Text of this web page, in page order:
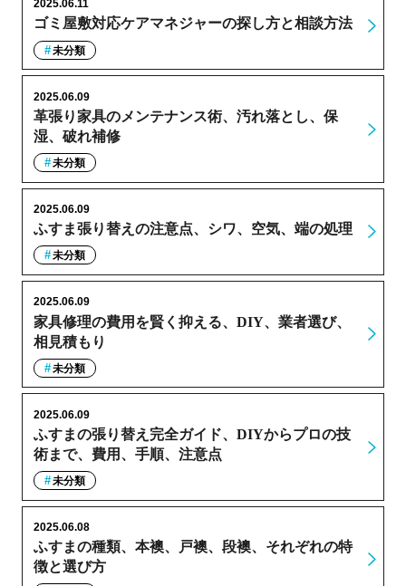
ゴミ屋敷対応ケアマネジャーの探し方と相談方法
2025.06.11
未分類
革張り家具のメンテナンス術、汚れ落とし、保
湿、破れ補修
2025.06.09
未分類
ふすま張り替えの注意点、シワ、空気、端の処理
2025.06.09
未分類
家具修理の費用を賢く抑える、DIY、業者選び、
相見積もり
2025.06.09
未分類
ふすまの張り替え完全ガイド、DIYからプロの技
術まで、費用、手順、注意点
2025.06.09
未分類
ふすまの種類、本襖、戸襖、段襖、それぞれの特
徴と選び方
2025.06.08